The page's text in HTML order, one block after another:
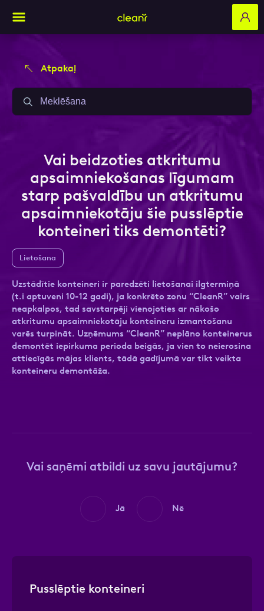
Atpakaļ
Pusslēptie konteineri
Vai beidzoties atkritumu
apsaimniekošanas līgumam
starp pašvaldību un atkritumu
apsaimniekotāju šie pusslēptie
konteineri tiks demontēti?
Lietošana
Uzstādītie konteineri ir paredzēti lietošanai ilgtermiņā
(t.i aptuveni 10-12 gadi), ja konkrēto zonu “CleanR” vairs
neapkalpos, tad savstarpēji vienojoties ar nākošo
atkritumu apsaimniekotāju konteineru izmantošanu
varēs turpināt. Uzņēmums “CleanR” neplāno konteinerus
demontēt iepirkuma perioda beigās, ja vien to neierosina
attiecīgās mājas klients, tādā gadījumā var tikt veikta
konteineru demontāža.
Vai saņēmi atbildi uz savu jautājumu?
Jā Nē
Aizpildi pieteikuma formu un mēs ar tevi
sazināsimies
E-pasts
Kontakttālrunis
Ziņa
Aizpildi pieteikuma formu un mēs ar tevi
sazināsimies
E-pasts
Kontakttālrunis
Ziņa